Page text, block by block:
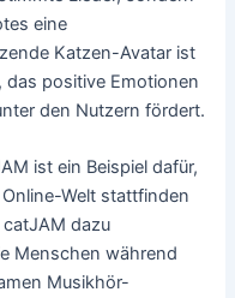
eine
Katzen-Avatar ist
das positive Emotionen
den Nutzern fördert.
ist ein Beispiel dafür,
Welt stattfinden
dazu
Menschen während
Musikhör-